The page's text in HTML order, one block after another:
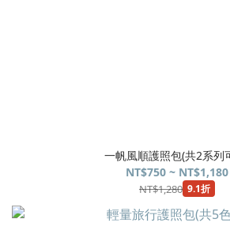
一帆風順護照包(共2系列
NT$750 ~ NT$1,180
NT$1,280 9.1折